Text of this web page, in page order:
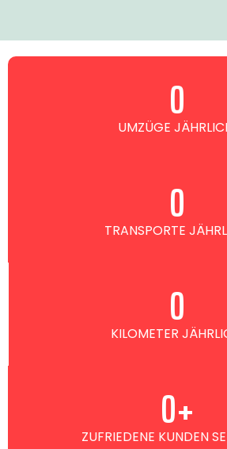
UMZÜGE0
TRANSPORTE
0
KILOMETER
0
ZUFRIEDENE KUNDEN
0+